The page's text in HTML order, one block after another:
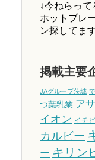
↓今ねらって
ホットプレ
ン探してま
掲載主要
JAグループ茨城
つ葉乳業 ア
イオン イチ
カルビー
ー キリン